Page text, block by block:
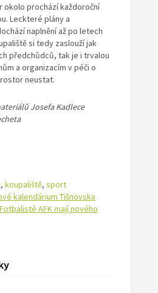
okolo prochází každoroční
Leckteré plány a
naplnění až po letech
si tedy zaslouží jak
předchůdců, tak je i trvalou
a organizacím v péči o
neustat.
Josefa Kadlece
, koupaliště, sport
kalendárium Tišnovska
Fotbalisté AFK mají nového